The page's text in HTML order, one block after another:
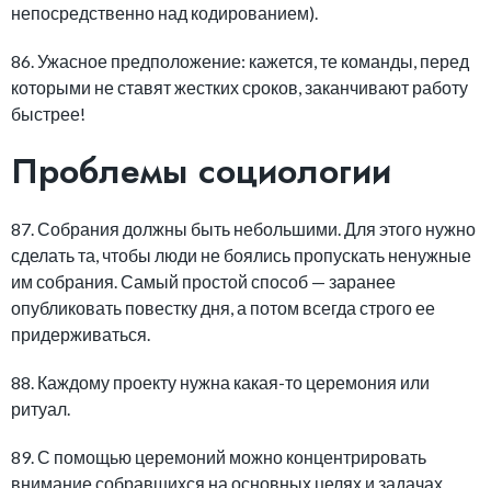
непосредственно над кодированием).
86. Ужасное предположение: кажется, те команды, перед
которыми не ставят жестких сроков, заканчивают работу
быстрее!
Проблемы социологии
87. Собрания должны быть небольшими. Для этого нужно
сделать та, чтобы люди не боялись пропускать ненужные
им собрания. Самый простой способ — заранее
опубликовать повестку дня, а потом всегда строго ее
придерживаться.
88. Каждому проекту нужна какая-то церемония или
ритуал.
89. С помощью церемоний можно концентрировать
внимание собравшихся на основных целях и задачах